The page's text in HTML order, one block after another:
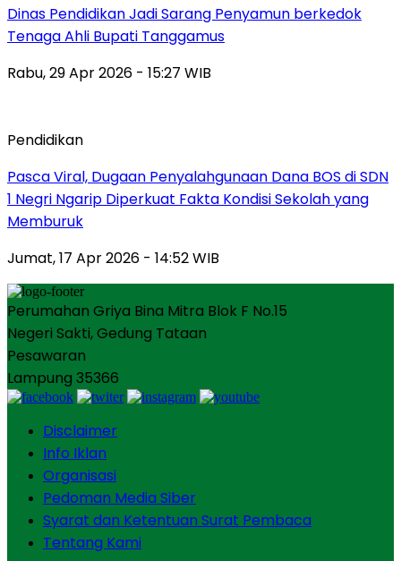
Dinas Pendidikan Jadi Sarang Penyamun berkedok
Tenaga Ahli Bupati Tanggamus
Rabu, 29 Apr 2026 - 15:27 WIB
Pendidikan
Pasca Viral, Dugaan Penyalahgunaan Dana BOS di SDN
1 Negri Ngarip Diperkuat Fakta Kondisi Sekolah yang
Memburuk
Jumat, 17 Apr 2026 - 14:52 WIB
Perumahan Griya Bina Mitra Blok F No.15
Negeri Sakti, Gedung Tataan
Pesawaran
Lampung 35366
Disclaimer
Info Iklan
Organisasi
Pedoman Media Siber
Syarat dan Ketentuan Surat Pembaca
Tentang Kami